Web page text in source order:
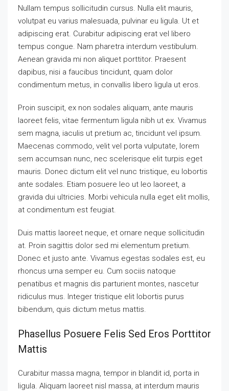
Nullam tempus sollicitudin cursus. Nulla elit mauris,
volutpat eu varius malesuada, pulvinar eu ligula. Ut et
adipiscing erat. Curabitur adipiscing erat vel libero
tempus congue. Nam pharetra interdum vestibulum.
Aenean gravida mi non aliquet porttitor. Praesent
dapibus, nisi a faucibus tincidunt, quam dolor
condimentum metus, in convallis libero ligula ut eros.
Proin suscipit, ex non sodales aliquam, ante mauris
laoreet felis, vitae fermentum ligula nibh ut ex. Vivamus
sem magna, iaculis ut pretium ac, tincidunt vel ipsum.
Maecenas commodo, velit vel porta vulputate, lorem
sem accumsan nunc, nec scelerisque elit turpis eget
mauris. Donec dictum elit vel nunc tristique, eu lobortis
ante sodales. Etiam posuere leo ut leo laoreet, a
gravida dui ultricies. Morbi vehicula nulla eget elit mollis,
at condimentum est feugiat.
Duis mattis laoreet neque, et ornare neque sollicitudin
at. Proin sagittis dolor sed mi elementum pretium.
Donec et justo ante. Vivamus egestas sodales est, eu
rhoncus urna semper eu. Cum sociis natoque
penatibus et magnis dis parturient montes, nascetur
ridiculus mus. Integer tristique elit lobortis purus
bibendum, quis dictum metus mattis.
Phasellus Posuere Felis Sed Eros Porttitor
Mattis
Curabitur massa magna, tempor in blandit id, porta in
ligula. Aliquam laoreet nisl massa, at interdum mauris